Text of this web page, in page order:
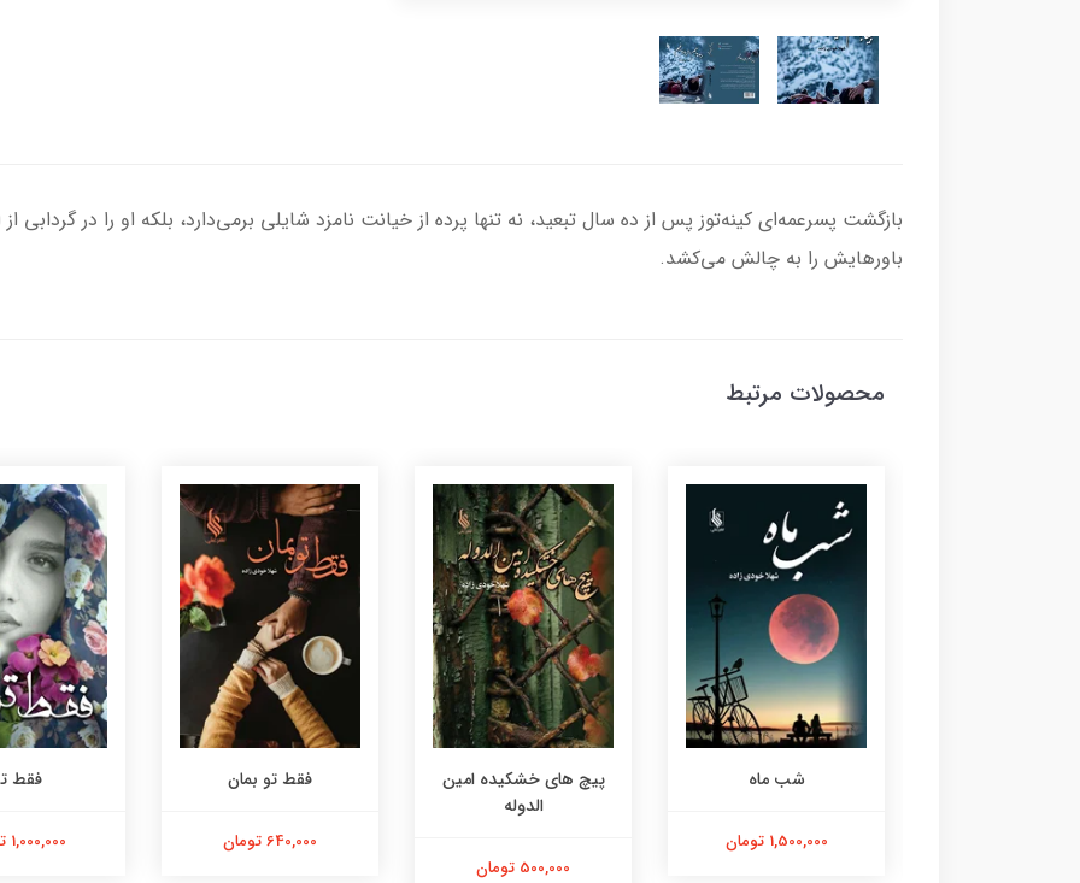
بازگشت پسرعمه‌ای کینه‌توز پس از ده سال تبعید، نه تنها پرده از خیانت نامزد شایلی برمی‌دارد، بلکه او را در گردابی
باورهایش را به چالش می‌کشد.
محصولات مرتبط
شب ماه
1,500,000 تومان
پیچ های خشکیده امین
الدوله
500,000 تومان
فقط تو بمان
640,000 تومان
فقط
1,000,000 تومان